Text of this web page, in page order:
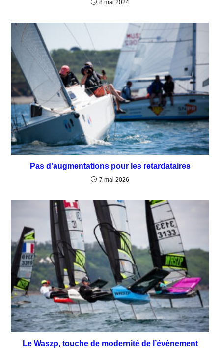
8 mai 2024
Pas d’augmentations pour les retardataires
7 mai 2026
Le Waszp, touche de modernité de l’évènement